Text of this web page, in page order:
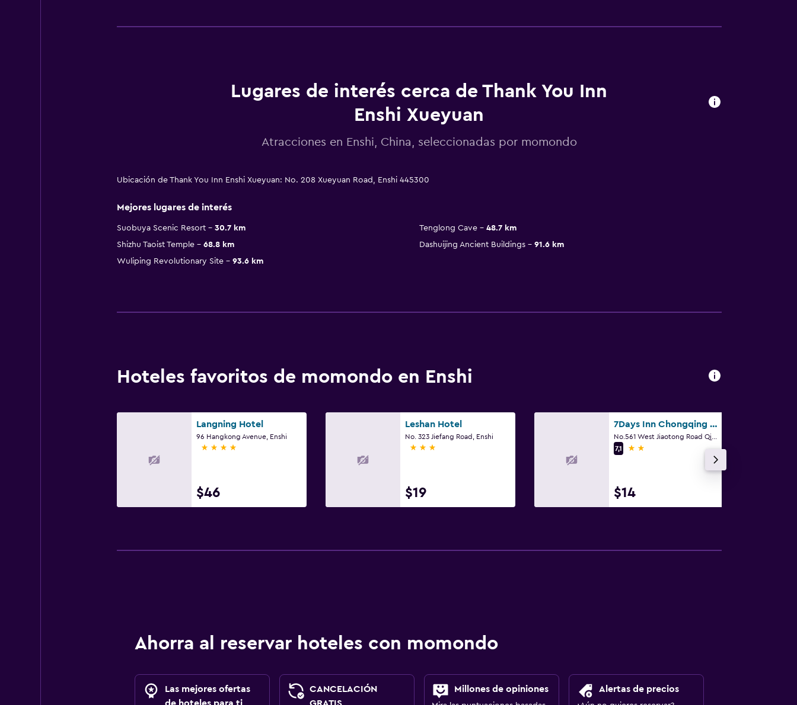
Lugares de interés cerca de Thank You Inn
Enshi Xueyuan
Atracciones en Enshi, China, seleccionadas por momondo
Ubicación de Thank You Inn Enshi Xueyuan: No. 208 Xueyuan Road, Enshi 445300
Mejores lugares de interés
Suobuya Scenic Resort 30.7 km Tenglong Cave
48.7 km
Shizhu Taoist Temple
68.8 km Dashuijing Ancient Buildings
91.6 km
Wuliping Revolutionary Site
93.6 km
Hoteles favoritos de momondo en Enshi
Langning Hotel
96 Hangkong Avenue, Enshi
4 estrellas
$46
Leshan Hotel
No. 323 Jiefang Road, Enshi
3 estrellas
$19
7Days Inn Chongqing Qianjiang Jiaoxi Road
7,1
2 estrellas
$14
Ahorra al reservar hoteles con momondo
Las mejores ofertas
CANCELACIÓN
Millones de opiniones Alertas de precios